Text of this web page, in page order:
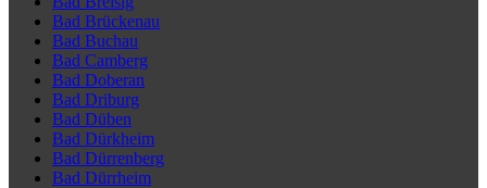
Bad Brückenau
Bad Buchau
Bad Camberg
Bad Doberan
Bad Driburg
Bad Düben
Bad Dürkheim
Bad Dürrenberg
Bad Dürrheim